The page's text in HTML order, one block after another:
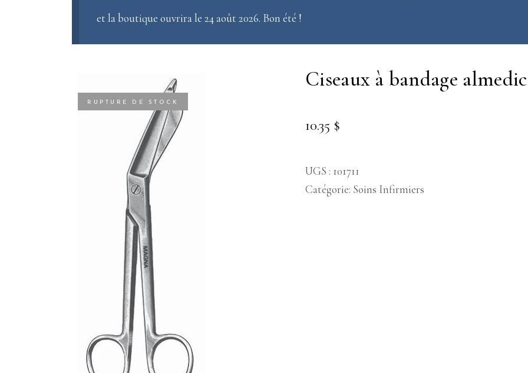
et la boutique ouvrira le 24 août 2026. Bon été !
RUPTURE DE STOCK
ciseaux à bandage
10.35 $
UGS : 101711
Catégorie: Soins Infirmiers